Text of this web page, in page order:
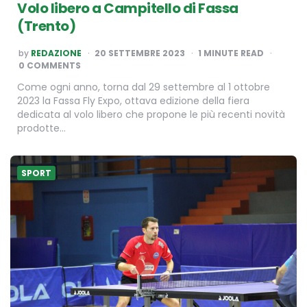
Volo libero a Campitello di Fassa
(Trento)
POSTED
BY
by REDAZIONE 20 SETTEMBRE 2023 1 MINUTE READ
0 COMMENTS
Come ogni anno, torna dal 29 settembre al 1 ottobre
2023 la Fassa Fly Expo, ottava edizione della fiera
dedicata al volo libero che propone le più recenti novità
prodotte…
SPORT